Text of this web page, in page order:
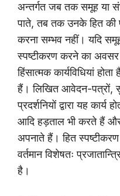
अन्तर्गत जब तक समूह या
पाते, तब तक उनके हित की
करना सम्भव नहीं। यदि
स्पष्टीकरण करने का अवसर
हिंसात्मक कार्यविधियां
हैं। लिखित आवेदन-पत्रों,
प्रदर्शनियों द्वारा यह
आदि हड़ताल भी करते हैं और
अपनाते हैं। हित
वर्तमान विशेषतः
है।